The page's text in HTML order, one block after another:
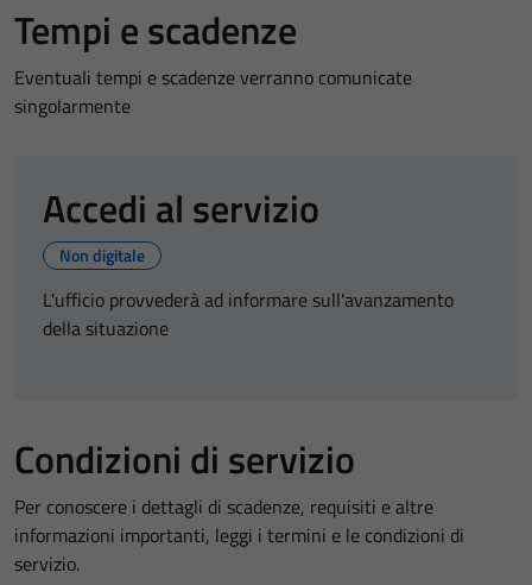
Tempi e scadenze
Eventuali tempi e scadenze verranno comunicate
singolarmente
Accedi al servizio
Non digitale
L'ufficio provvederà ad informare sull'avanzamento
della situazione
Condizioni di servizio
Per conoscere i dettagli di scadenze, requisiti e altre
informazioni importanti, leggi i termini e le condizioni di
servizio.